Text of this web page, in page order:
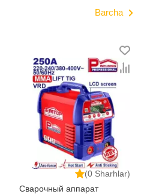
Barcha
(0 Sharhlar)
Сварочный аппарат